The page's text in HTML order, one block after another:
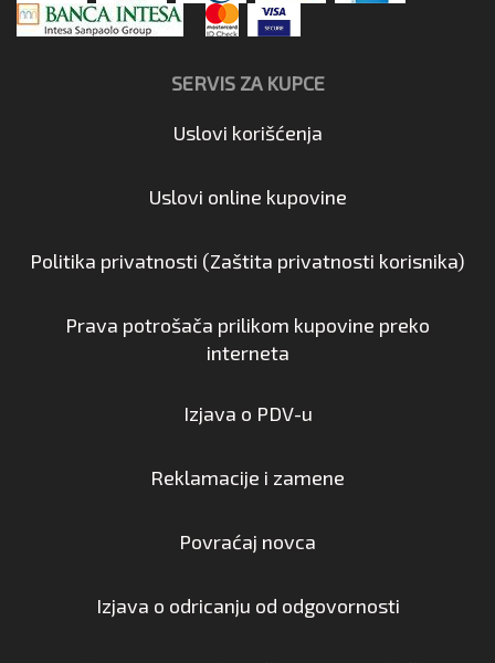
SERVIS ZA KUPCE
Uslovi korišćenja
Uslovi online kupovine
Politika privatnosti (Zaštita privatnosti korisnika)
Prava potrošača prilikom kupovine preko
interneta
Izjava o PDV-u
Reklamacije i zamene
Povraćaj novca
Izjava o odricanju od odgovornosti